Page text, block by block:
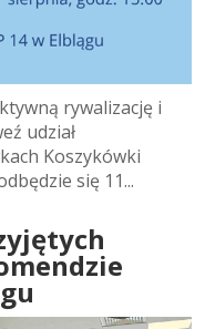
rywalizację i
udział
Koszykówki
się 11...